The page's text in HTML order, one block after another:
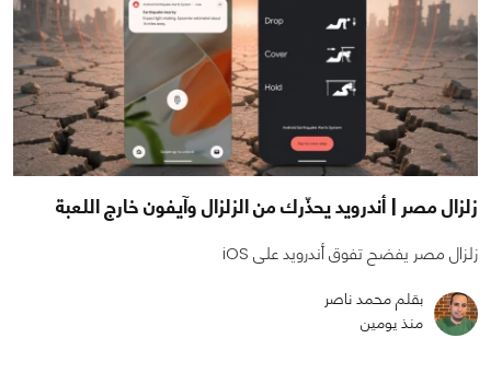
زلزال مصر | أندرويد يحذّرك من الزلزال وآيفون خارج اللعبة
زلزال مصر يفضح تفوق أندرويد على iOS
بقلم محمد ناصر
منذ يومين